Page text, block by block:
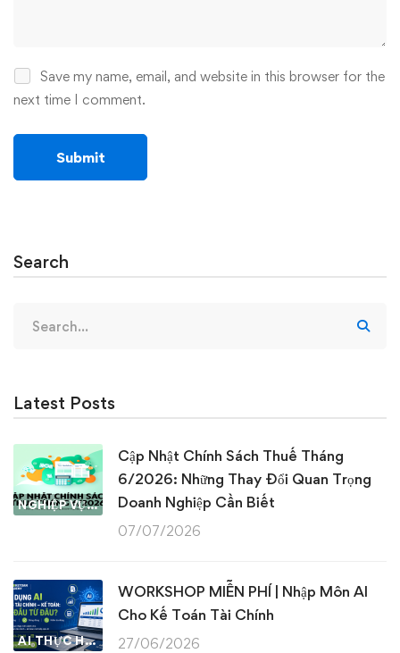
Save my name, email, and website in this browser for the
next time I comment.
Search
for:
Latest Posts
NGHIỆP VỤ KẾ TOÁN & THUẾ
Cập Nhật Chính Sách Thuế Tháng
6/2026: Những Thay Đổi Quan Trọng
Doanh Nghiệp Cần Biết
07/07/2026
AI THỰC HÀNH
WORKSHOP MIỄN PHÍ | Nhập Môn AI
Cho Kế Toán Tài Chính
27/06/2026